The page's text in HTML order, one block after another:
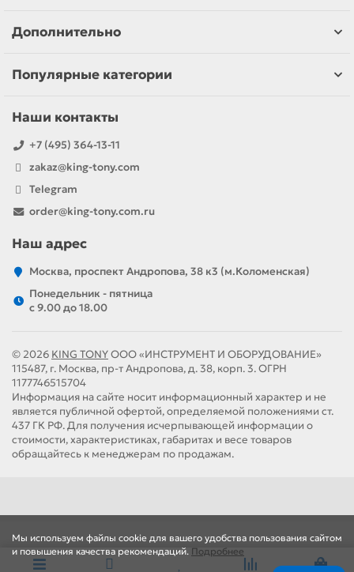
Мы используем файлы cookie для вашего удобства пользования сайтом
и повышения качества рекомендаций. Подробнее
Дополнительно
Популярные категории
Наши контакты
+7 (495) 364-13-11
zakaz@king-tony.com
Telegram
order@king-tony.com.ru
Наш адрес
Москва, проспект Андропова, 38 к3 (м.Коломенская)
Понедельник - пятница
c 9.00 до 18.00
© 2026 KING TONYООО «ИНСТРУМЕНТ И ОБОРУДОВАНИЕ»
115487, г. Москва, пр-т Андропова, д. 38, корп. 3. ОГРН
1177746515704
Информация на сайте носит информационный характер и не
является публичной офертой, определяемой положениями ст.
437 ГК РФ. Для получения исчерпывающей информации о
стоимости, характеристиках, габаритах и весе товаров
обращайтесь к менеджерам по продажам.